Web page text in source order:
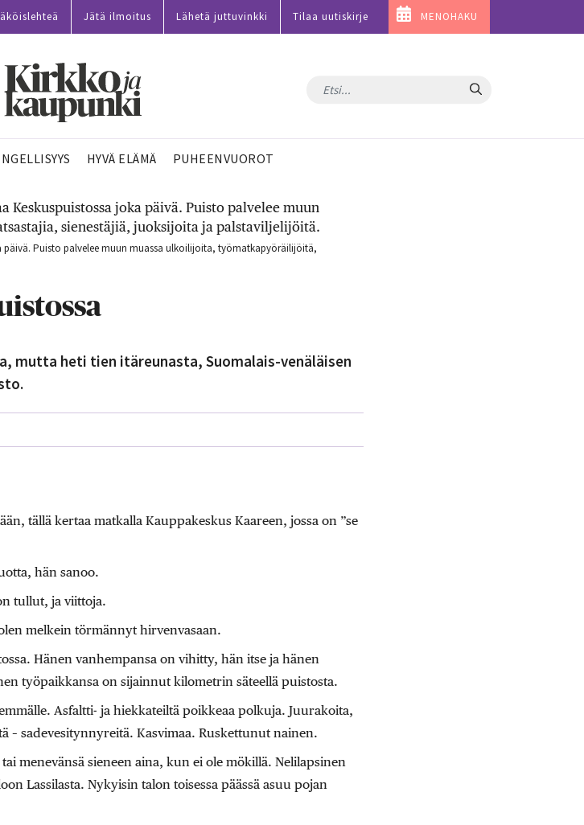
Jätä ilmoitus Lähetä juttuvinkki Tilaa uutiskirje MENOHAKU
Hae
HYVÄ ELÄMÄ PUHEENVUOROT
päivä. Puisto palvelee muun muassa ulkoilijoita, työmatkapyöräilijöitä,
mutta heti tien itäreunasta, Suomalais-venäläisen
tällä kertaa matkalla Kauppakeskus Kaareen, jossa on ”se
hän sanoo.
tullut, ja viittoja.
melkein törmännyt hirvenvasaan.
Hänen vanhempansa on vihitty, hän itse ja hänen
työpaikkansa on sijainnut kilometrin säteellä puistosta.
Asfaltti- ja hiekkateiltä poikkeaa polkuja. Juurakoita,
– sadevesitynnyreitä. Kasvimaa. Ruskettunut nainen.
menevänsä sieneen aina, kun ei ole mökillä. Nelilapsinen
Lassilasta. Nykyisin talon toisessa päässä asuu pojan